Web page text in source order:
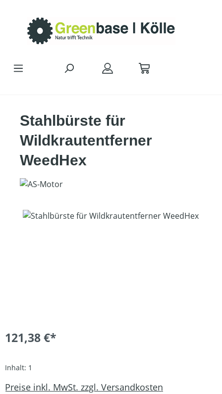
Stahlbürste für
Wildkrautentferner
WeedHex
Bildergalerie überspringen
121,38 €*
Inhalt: 1
Preise inkl. MwSt. zzgl. Versandkosten